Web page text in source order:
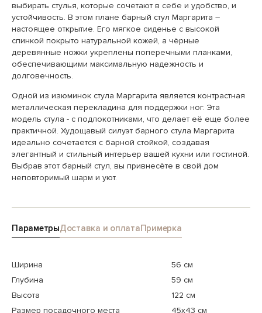
выбирать стулья, которые сочетают в себе и удобство, и
устойчивость. В этом плане барный стул Маргарита –
настоящее открытие. Его мягкое сиденье с высокой
спинкой покрыто натуральной кожей, а чёрные
деревянные ножки укреплены поперечными планками,
обеспечивающими максимальную надежность и
долговечность.
Одной из изюминок стула Маргарита является контрастная
металлическая перекладина для поддержки ног. Эта
модель стула - c подлокотниками, что делает её еще более
практичной. Худощавый силуэт барного стула Маргарита
идеально сочетается с барной стойкой, создавая
элегантный и стильный интерьер вашей кухни или гостиной.
Выбрав этот барный стул, вы привнесёте в свой дом
неповторимый шарм и уют.
ПараметрыДоставка и оплатаПримерка
Ширина
56 см
Глубина
59 см
Высота
122 см
Размер посадочного места
45x43 см